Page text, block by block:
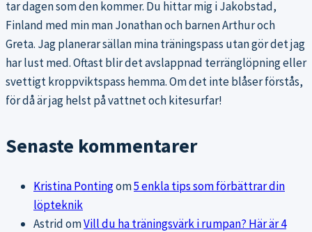
tar dagen som den kommer. Du hittar mig i Jakobstad,
Finland med min man Jonathan och barnen Arthur och
Greta. Jag planerar sällan mina träningspass utan gör det jag
har lust med. Oftast blir det avslappnad terränglöpning eller
svettigt kroppviktspass hemma. Om det inte blåser förstås,
för då är jag helst på vattnet och kitesurfar!
Senaste kommentarer
Kristina Pontingom5 enkla tips som förbättrar din
löpteknik
AstridomVill du ha träningsvärk i rumpan? Här är 4